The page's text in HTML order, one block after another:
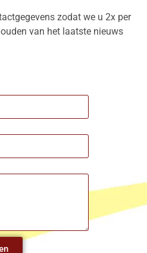
zodat we u 2x per
van het laatste nieuws